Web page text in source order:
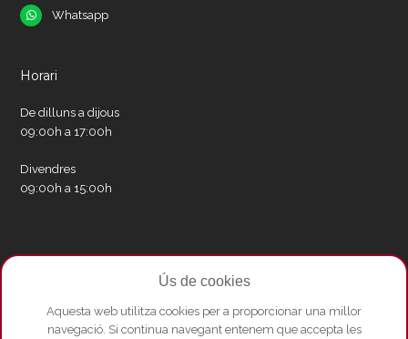
Whatsapp
Whatsapp
Horari
De dilluns a dijous
09:00h a 17:00h
Divendres
09:00h a 15:00h
Xarxes socials
TwitterFacebookInstagram
Whatsapp
Youtube
Ús de cookies
Aquesta web utilitza cookies per a proporcionar una millor
navegació. Si continua navegant entenem que accepta les